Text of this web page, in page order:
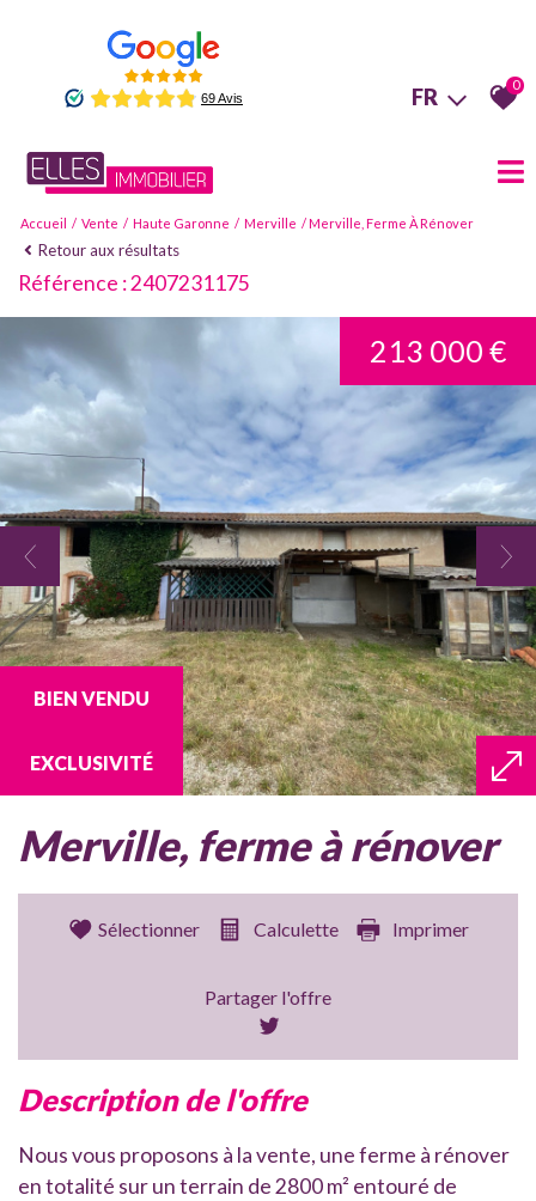
FR 0
Accueil Vente Haute Garonne Merville Merville, Ferme À Rénover
Retour aux résultats
Référence : 2407231175
BIEN VENDU
EXCLUSIVITÉ
213 000 €
merville, ferme à rénover
Sélectionner Calculette Imprimer
Partager l'offre
description de l'offre
Nous vous proposons à la vente, une ferme à rénover
en totalité sur un terrain de 2800 m² entouré de